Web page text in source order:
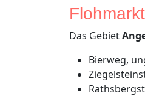
Das Gebiet
Bierweg,